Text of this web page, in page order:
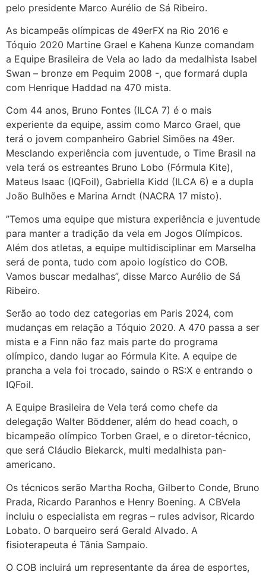
pelo presidente Marco Aurélio de Sá Ribeiro.
As bicampeãs olímpicas de 49erFX na Rio 2016 e
Tóquio 2020 Martine Grael e Kahena Kunze comandam
a Equipe Brasileira de Vela ao lado da medalhista Isabel
Swan – bronze em Pequim 2008 -, que formará dupla
com Henrique Haddad na 470 mista.
Com 44 anos, Bruno Fontes (ILCA 7) é o mais
experiente da equipe, assim como Marco Grael, que
terá o jovem companheiro Gabriel Simões na 49er.
Mesclando experiência com juventude, o Time Brasil na
vela terá os estreantes Bruno Lobo (Fórmula Kite),
Mateus Isaac (IQFoil), Gabriella Kidd (ILCA 6) e a dupla
João Bulhões e Marina Arndt (NACRA 17 misto).
”Temos uma equipe que mistura experiência e juventude
para manter a tradição da vela em Jogos Olímpicos.
Além dos atletas, a equipe multidisciplinar em Marselha
será de ponta, tudo com apoio logístico do COB.
Vamos buscar medalhas”, disse Marco Aurélio de Sá
Ribeiro.
Serão ao todo dez categorias em Paris 2024, com
mudanças em relação a Tóquio 2020. A 470 passa a ser
mista e a Finn não faz mais parte do programa
olímpico, dando lugar ao Fórmula Kite. A equipe de
prancha a vela foi trocado, saindo o RS:X e entrando o
IQFoil.
A Equipe Brasileira de Vela terá como chefe da
delegação Walter Böddener, além do head coach, o
bicampeão olímpico Torben Grael, e o diretor-técnico,
que será Cláudio Biekarck, multi medalhista pan-
americano.
Os técnicos serão Martha Rocha, Gilberto Conde, Bruno
Prada, Ricardo Paranhos e Henry Boening. A CBVela
incluiu o especialista em regras – rules advisor, Ricardo
Lobato. O barqueiro será Gerald Alvado. A
fisioterapeuta é Tânia Sampaio.
O COB incluirá um representante da área de esportes,